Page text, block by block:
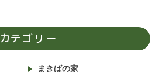
カテゴリー
まきばの家